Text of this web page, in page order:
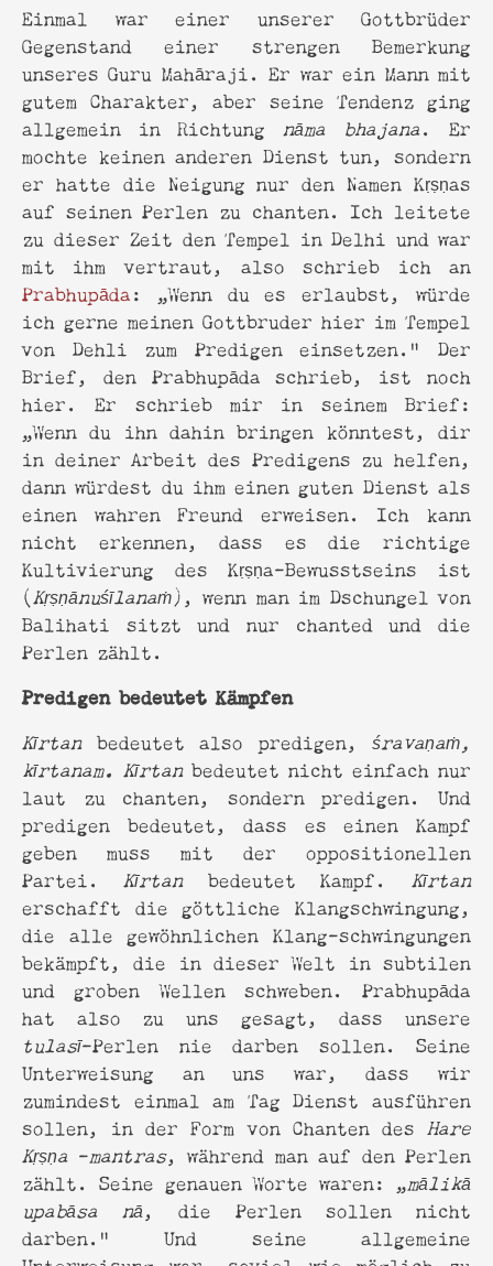
Einmal war einer unserer Gottbrüder
Gegenstand einer strengen Bemerkung
unseres Guru Mahāraji. Er war ein Mann mit
gutem Charakter, aber seine Tendenz ging
allgemein in Richtung nāma bhajana. Er
mochte keinen anderen Dienst tun, sondern
er hatte die Neigung nur den Namen Kṛṣṇas
auf seinen Perlen zu chanten. Ich leitete
zu dieser Zeit den Tempel in Delhi und war
mit ihm vertraut, also schrieb ich an
Prabhupāda: „Wenn du es erlaubst, würde
ich gerne meinen Gottbruder hier im Tempel
von Dehli zum Predigen einsetzen.“ Der
Brief, den Prabhupāda schrieb, ist noch
hier. Er schrieb mir in seinem Brief:
„Wenn du ihn dahin bringen könntest, dir
in deiner Arbeit des Predigens zu helfen,
dann würdest du ihm einen guten Dienst als
einen wahren Freund erweisen. Ich kann
nicht erkennen, dass es die richtige
Kultivierung des Kṛṣṇa-Bewusstseins ist
(Kṛṣṇānuśīlanaṁ), wenn man im Dschungel von
Balihati sitzt und nur chanted und die
Perlen zählt.
Predigen bedeutet Kämpfen
Kīrtanbedeutet also predigen, śravaṇaṁ,
kīrtanam. Kīrtanbedeutet nicht einfach nur
laut zu chanten, sondern predigen. Und
predigen bedeutet, dass es einen Kampf
geben muss mit der oppositionellen
Partei. Kīrtanbedeutet Kampf. Kīrtan
erschafft die göttliche Klangschwingung,
die alle gewöhnlichen Klang-schwingungen
bekämpft, die in dieser Welt in subtilen
und groben Wellen schweben. Prabhupāda
hat also zu uns gesagt, dass unsere
tulasī-Perlen nie darben sollen. Seine
Unterweisung an uns war, dass wir
zumindest einmal am Tag Dienst ausführen
sollen, in der Form von Chanten des Hare
Kṛṣṇa-mantras, während man auf den Perlen
zählt. Seine genauen Worte waren: „mālikā
upabāsa nā, die Perlen sollen nicht
darben.“ Und seine allgemeine